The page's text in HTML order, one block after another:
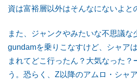
資は富裕層以外はそんなにないよと
また、ジャンクやみたいな不思議な
gundamを乗りこなすけど、シャア
まれてどこ行ったん？大気なった？
う。恐らく、Z以降のアムロ・シャ